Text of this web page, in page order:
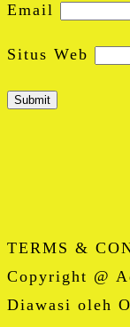
Email
Situs Web
TERMS &
Copyright @
Diawasi oleh